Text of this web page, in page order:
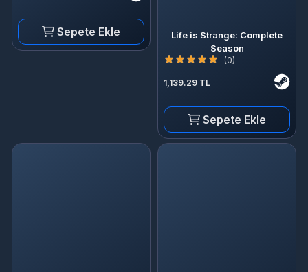
Sepete Ekle
Life is Strange: Complete
Season
(0)
1,139.29 TL
Sepete Ekle